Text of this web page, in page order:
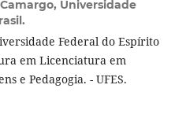
Universidade
Federal do Espírito
em Licenciatura em
e Pedagogia. - UFES.